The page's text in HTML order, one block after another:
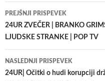
Krmarjenje
po
PREJŠNJI PRISPEVEK
24UR ZVEČER | BRANKO
LJUDSKE STRANKE | POP TV
NASLEDNJI PRISPEVEK
24UR| Očitki o hudi korupciji